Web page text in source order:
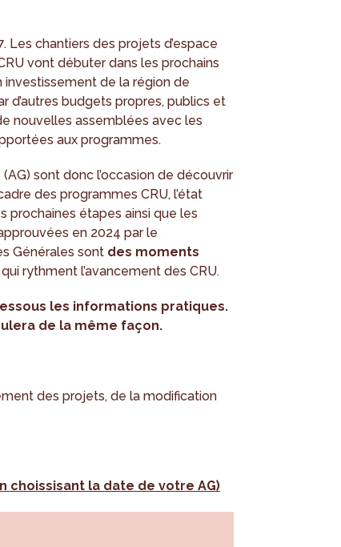
Les chantiers des projets d’espace
vont débuter dans les prochains
investissement de la région de
d’autres budgets propres, publics et
nouvelles assemblées avec les
aux programmes.
(AG) sont donc l’occasion de découvrir
des programmes CRU, l’état
prochaines étapes ainsi que les
en 2024 par le
Générales sont des moments
rythment l’avancement des CRU.
les informations pratiques.
de la même façon.
des projets, de la modification
choissisant la date de votre AG)